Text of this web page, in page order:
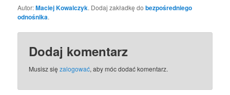
Autor:Maciej Kowalczyk. Dodaj zakładkę dobezpośredniego
odnośnika.
Dodaj komentarz
Musisz sięzalogować, aby móc dodać komentarz.